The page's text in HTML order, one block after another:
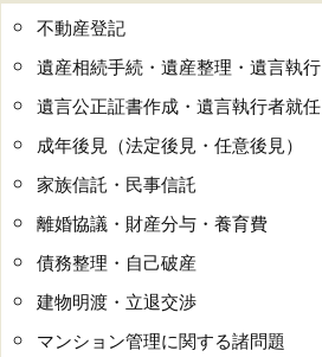
不動産登記
遺産相続手続・遺産整理・遺言執行
遺言公正証書作成・遺言執行者就任
成年後見（法定後見・任意後見）
家族信託・民事信託
離婚協議・財産分与・養育費
債務整理・自己破産
建物明渡・立退交渉
マンション管理に関する諸問題